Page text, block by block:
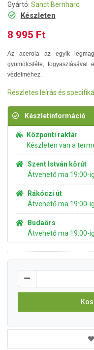
Gyártó: Sanct Bernhard
Készleten
8 995 Ft
Az acerola az egyik
gyümölcsféle, fogyasztásával
védelméhez.
Részletes leírás és
Készletinformáció
Központi raktár
Készleten van a
Szent István körút
Átvehető ma 19:00-ig
Rákóczi út
Átvehető ma 19:00-ig
Budaörs
Átvehető ma 19:00-ig